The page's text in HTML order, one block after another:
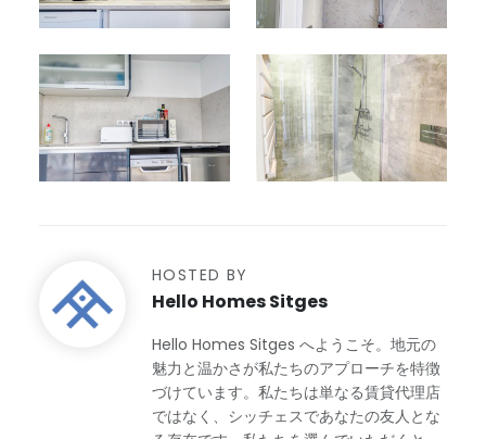
HOSTED BY
Hello Homes Sitges
Hello Homes Sitges へようこそ。地元の
魅力と温かさが私たちのアプローチを特徴
づけています。私たちは単なる賃貸代理店
ではなく、シッチェスであなたの友人とな